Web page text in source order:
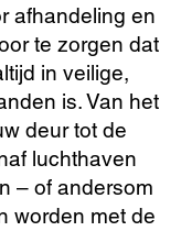
afhandeling en
te zorgen dat
in veilige,
is. Van het
deur tot de
luchthaven
– of andersom
worden met de